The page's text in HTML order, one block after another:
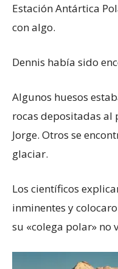
Estación Antártica
con algo.
Dennis había sido
Algunos huesos
rocas depositadas al
Jorge. Otros se
glaciar.
Los científicos
inminentes y
su «colega polar» no